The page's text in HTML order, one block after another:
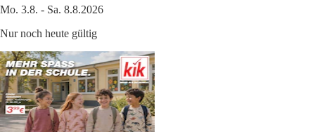
Mo. 3.8. - Sa. 8.8.2026
Nur noch heute gültig